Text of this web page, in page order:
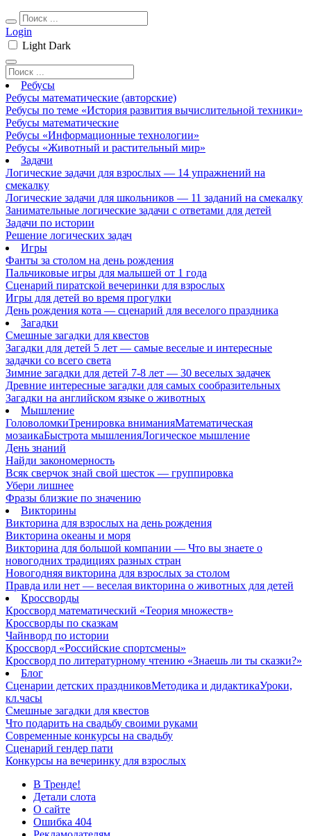
Login
Light Dark
Ребусы
Ребусы математические (авторские)
Ребусы по теме «История развития вычислительной техники»
Ребусы математические
Ребусы «Информационные технологии»
Ребусы «Животный и растительный мир»
Задачи
Логические задачи для взрослых — 14 упражнений на
смекалку
Логические задачи для школьников — 11 заданий на смекалку
Занимательные логические задачи с ответами для детей
Задачи по истории
Решение логических задач
Игры
Фанты за столом на день рождения
Пальчиковые игры для малышей от 1 года
Сценарий пиратской вечеринки для взрослых
Игры для детей во время прогулки
День рождения кота — сценарий для веселого праздника
Загадки
Смешные загадки для квестов
Загадки для детей 5 лет — самые веселые и интересные
задачки со всего света
Зимние загадки для детей 7-8 лет — 30 веселых задачек
Древние интересные загадки для самых сообразительных
Загадки на английском языке о животных
Мышление
ГоловоломкиТренировка вниманияМатематическая
мозаикаБыстрота мышленияЛогическое мышление
День знаний
Найди закономерность
Всяк сверчок знай свой шесток — группировка
Убери лишнее
Фразы близкие по значению
Викторины
Викторина для взрослых на день рождения
Викторина океаны и моря
Викторина для большой компании — Что вы знаете о
новогодних традициях разных стран
Новогодняя викторина для взрослых за столом
Правда или нет — веселая викторина о животных для детей
Кроссворды
Кроссворд математический «Теория множеств»
Кроссворды по сказкам
Чайнворд по истории
Кроссворд «Российские спортсмены»
Кроссворд по литературному чтению «Знаешь ли ты сказки?»
Блог
Сценарии детских праздниковМетодика и дидактикаУроки,
кл.часы
Смешные загадки для квестов
Что подарить на свадьбу своими руками
Современные конкурсы на свадьбу
Сценарий гендер пати
Конкурсы на вечеринку для взрослых
В Тренде!
Детали слота
О сайте
Ошибка 404